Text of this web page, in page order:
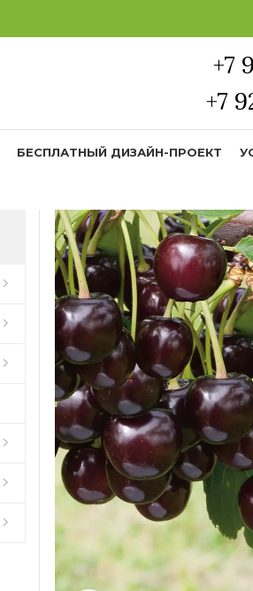
+7
+7
БЕСПЛАТНЫЙ ДИЗАЙН-ПРОЕКТ